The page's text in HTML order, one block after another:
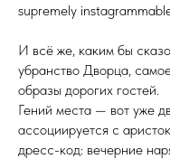
supremely
И всё же, каким бы
убранство Дворца,
образы дорогих гостей.
Гений места — вот уже
ассоциируется с
дресс-код: вечерние